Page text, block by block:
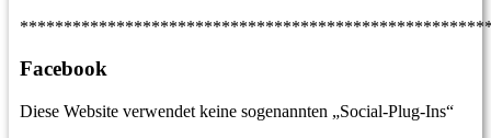
Facebook
Diese Website verwendet keine sogenannten „Social-Plug-Ins“